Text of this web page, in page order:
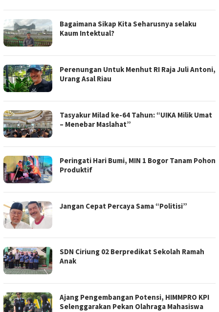
Bagaimana Sikap Kita Seharusnya selaku
Kaum Intektual?
Perenungan Untuk Menhut RI Raja Juli Antoni,
Urang Asal Riau
Tasyakur Milad ke-64 Tahun: “UIKA Milik Umat
– Menebar Maslahat”
Peringati Hari Bumi, MIN 1 Bogor Tanam Pohon
Produktif
Jangan Cepat Percaya Sama “Politisi”
SDN Ciriung 02 Berpredikat Sekolah Ramah
Anak
Ajang Pengembangan Potensi, HIMMPRO KPI
Selenggarakan Pekan Olahraga Mahasiswa